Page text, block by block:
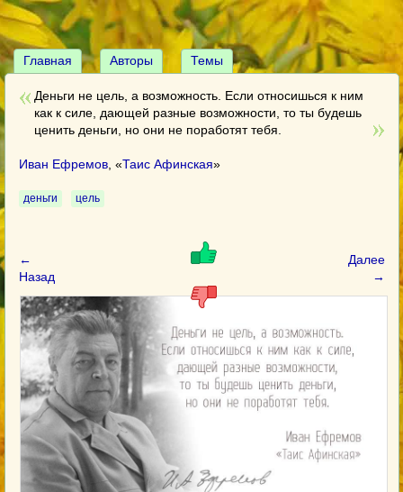
Главная Авторы Темы
Деньги не цель, а возможность. Если относишься к ним
как к силе, дающей разные возможности, то ты будешь
ценить деньги, но они не поработят тебя.
Иван Ефремов , «Таис Афинская»
деньги цель
←
Назад
Далее
→